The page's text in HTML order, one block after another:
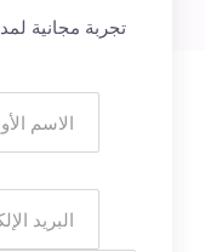
تجربة مجانية لمدة 30 يومًا. لا يتطلب بطاقة ائتمان.